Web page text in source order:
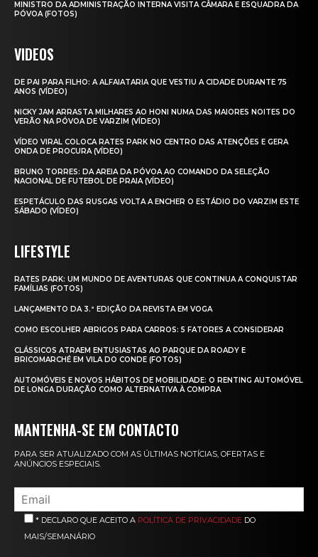
MINISTRO DA ADMINISTRAÇÃO INTERNA VISITA CÂMARA E ESQUADRA DA
PÓVOA (FOTOS)
VIDEOS
DE PAI PARA FILHO: A ALFAIATARIA QUE VESTIU A CIDADE DURANTE 75
ANOS (VÍDEO)
NICKY JAM ARRASTA MILHARES AO HONI NUMA DAS MAIORES NOITES DO
VERÃO NA PÓVOA DE VARZIM (VÍDEO)
VÍDEO VIRAL COLOCA RATES PARK NO CENTRO DAS ATENÇÕES E GERA
ONDA DE PROCURA (VÍDEO)
BRUNO TORRES: DA AREIA DA PÓVOA AO COMANDO DA SELEÇÃO
NACIONAL DE FUTEBOL DE PRAIA (VÍDEO)
ESPETÁCULO DAS RUSGAS VOLTA A ENCHER O ESTÁDIO DO VARZIM ESTE
SÁBADO (VÍDEO)
LIFESTYLE
RATES PARK: UM MUNDO DE AVENTURAS QUE CONTINUA A CONQUISTAR
FAMÍLIAS (FOTOS)
LANÇAMENTO DA 3.ª EDIÇÃO DA REVISTA EM VOGA
COMO ESCOLHER ABRIGOS PARA CARROS: 5 FATORES A CONSIDERAR
CLÁSSICOS ATRAEM ENTUSIASTAS AO PARQUE DA ROADY E
BRICOMARCHÉ EM VILA DO CONDE (FOTOS)
AUTOMÓVEIS E NOVOS HÁBITOS DE MOBILIDADE: O RENTING AUTOMÓVEL
DE LONGA DURAÇÃO COMO ALTERNATIVA À COMPRA
MANTENHA-SE EM CONTACTO
PARA SER ATUALIZADO COM AS ÚLTIMAS NOTÍCIAS, OFERTAS E
ANÚNCIOS ESPECIAIS.
* DECLARO QUE ACEITO A POLÍTICA DE PRIVACIDADE DO
MAIS/SEMANÁRIO